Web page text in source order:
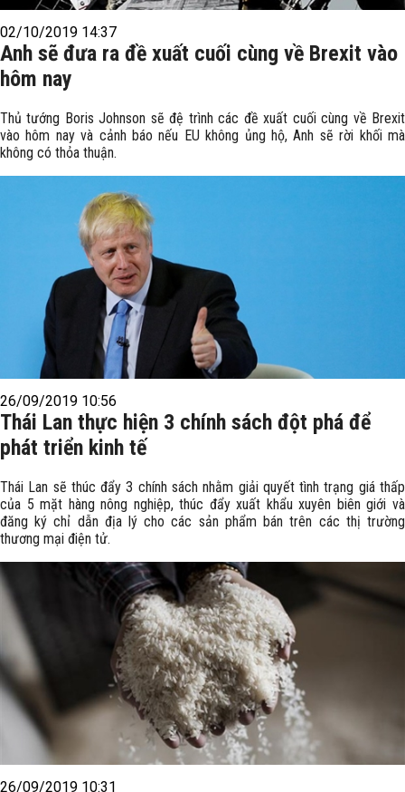
02/10/2019 14:37
Anh sẽ đưa ra đề xuất cuối cùng về Brexit vào
hôm nay
Thủ tướng Boris Johnson sẽ đệ trình các đề xuất cuối cùng về Brexit
vào hôm nay và cảnh báo nếu EU không ủng hộ, Anh sẽ rời khối mà
không có thỏa thuận.
26/09/2019 10:56
Thái Lan thực hiện 3 chính sách đột phá để
phát triển kinh tế
Thái Lan sẽ thúc đẩy 3 chính sách nhằm giải quyết tình trạng giá thấp
của 5 mặt hàng nông nghiệp, thúc đẩy xuất khẩu xuyên biên giới và
đăng ký chỉ dẫn địa lý cho các sản phẩm bán trên các thị trường
thương mại điện tử.
26/09/2019 10:31